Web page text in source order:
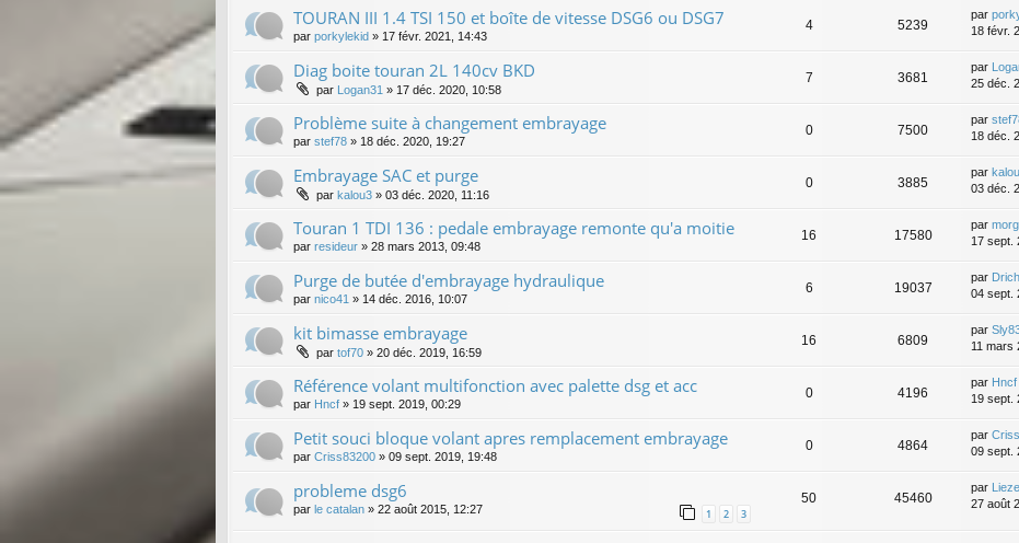
TOURAN III 1.4 TSI 150 et boîte de vitesse DSG6 ou DSG7
par porkylekid » 17 févr. 2021, 14:43
4 5239
par
18 févr.
Diag boite touran 2L 140cv BKD
par Logan31 » 17 déc. 2020, 10:58
7 3681
par
25 déc.
Problème suite à changement embrayage
par stef78 » 18 déc. 2020, 19:27
0 7500
par
18 déc.
Embrayage SAC et purge
par kalou3 » 03 déc. 2020, 11:16
0 3885
par
03 déc.
Touran 1 TDI 136 : pedale embrayage remonte qu'a moitie
par resideur » 28 mars 2013, 09:48
16 17580
par
17 sept.
Purge de butée d'embrayage hydraulique
par nico41 » 14 déc. 2016, 10:07
6 19037
par
04 sept.
kit bimasse embrayage
par tof70 » 20 déc. 2019, 16:59
16 6809
par
11 mars
Référence volant multifonction avec palette dsg et acc
par Hncf » 19 sept. 2019, 00:29
0 4196
par Hncf
19 sept.
Petit souci bloque volant apres remplacement embrayage
par Criss83200 » 09 sept. 2019, 19:48
0 4864
par
09 sept.
probleme dsg6
par le catalan » 22 août 2015, 12:27 1 2 3
50 45460
par
27 août